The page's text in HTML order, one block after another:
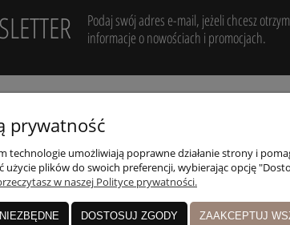
Podaj swój adres e-mail, jeżeli chcesz
informacje o nowościach i promocjach.
pomocy? Zadzwoń!
994 946
Regulaminy
prywatność
technologie umożliwiają poprawne działanie strony i
plików do swoich preferencji, wybierając opcję
w naszej Polityce prywatności.
DOSTOSUJ ZGODY ZAAKCEPTUJ